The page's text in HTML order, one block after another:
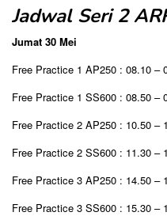
Jadwal Seri 2
Jumat 30 Mei
Free Practice 1 AP250 : 08.10 –
Free Practice 1 SS600 : 08.50 –
Free Practice 2 AP250 : 10.50 –
Free Practice 2 SS600 : 11.30 –
Free Practice 3 AP250 : 14.50 –
Free Practice 3 SS600 : 15.30 –